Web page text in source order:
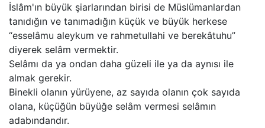
İslâm'ın büyük şiarlarından birisi de Müslümanlardan
tanıdığın ve tanımadığın küçük ve büyük herkese
“esselâmu aleykum ve rahmetullahi ve berekâtuhu”
diyerek selâm vermektir.
Selâmı da ya ondan daha güzeli ile ya da aynısı ile
almak gerekir.
Binekli olanın yürüyene, az sayıda olanın çok sayıda
olana, küçüğün büyüğe selâm vermesi selâmın
adabındandır.